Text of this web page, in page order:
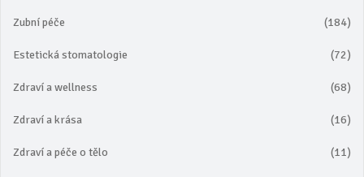
Zubní péče (184)
Estetická stomatologie (72)
Zdraví a wellness (68)
Zdraví a krása (16)
Zdraví a péče o tělo (11)